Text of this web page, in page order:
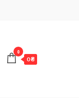
0
0 ₴